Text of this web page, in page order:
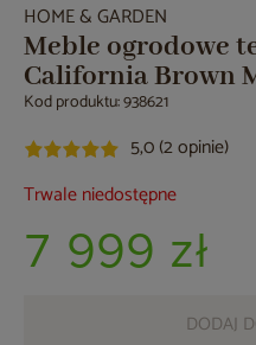
HOME & GARDEN
Meble ogrodowe
California Brown
Kod produktu: 938621
5,0 (2 opinie)
Trwale niedostępne
7 999 zł
DODAJ